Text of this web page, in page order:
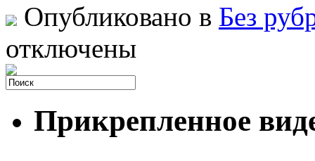
Опубликовано в Без
отключены
Прикрепленное